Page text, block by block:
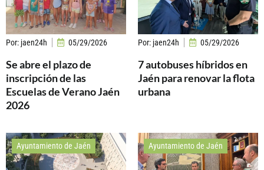
Por: jaen24h 05/29/2026
Se abre el plazo de
inscripción de las
Escuelas de Verano Jaén
2026
Por: jaen24h 05/29/2026
7 autobuses híbridos en
Jaén para renovar la flota
urbana
Ayuntamiento de Jaén Ayuntamiento de Jaén